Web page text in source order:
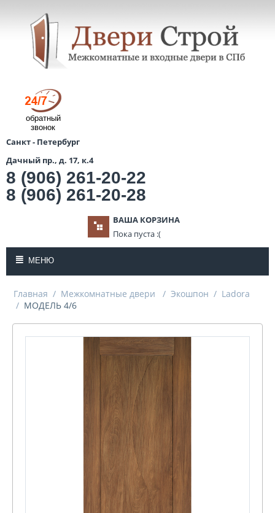
обратный
звонок
Санкт - Петербург
Дачный пр., д. 17, к.4
8 (906) 261-20-22
8 (906) 261-20-28
ВАША КОРЗИНА
Пока пуста :(
МЕНЮ
Главная / Межкомнатные двери / Экошпон / Ladora
/ МОДЕЛЬ 4/6